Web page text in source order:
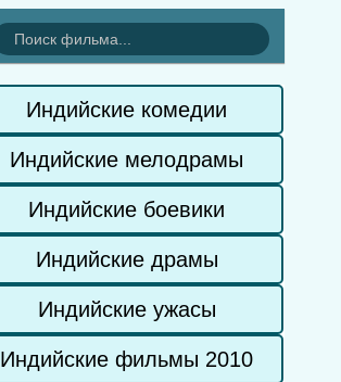
Индийские комедии
Индийские мелодрамы
Индийские боевики
Индийские драмы
Индийские ужасы
Индийские фильмы 2010